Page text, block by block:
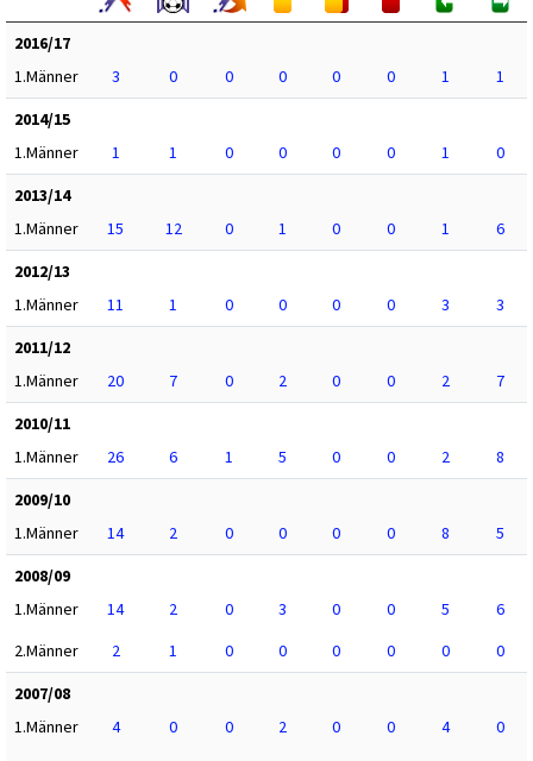
2016/17
1.Männer
3 0 0 0 0 0 1
1
2014/15
1.Männer
1 1 0 0 0 0 1
0
2013/14
1.Männer
15 12 0 1 0 0 1
6
2012/13
1.Männer
11 1 0 0 0 0 3
3
2011/12
1.Männer
20 7 0 2 0 0 2
7
2010/11
1.Männer
26 6 1 5 0 0 2
8
2009/10
1.Männer
14 2 0 0 0 0 8
5
2008/09
1.Männer
14 2 0 3 0 0 5
6
2.Männer
2 1 0 0 0 0 0
0
2007/08
1.Männer
4 0 0 2 0 0 4
0